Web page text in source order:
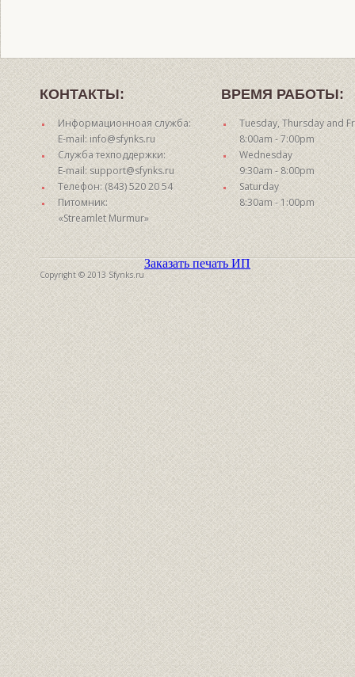
КОНТАКТЫ:
Информационноая служба:
E-mail: info@sfynks.ru
Служба техподдержки:
E-mail: support@sfynks.ru
Телефон: (843) 520 20 54
Питомник:
«Streamlet Murmur»
ВРЕМЯ РАБОТЫ:
Tuesday, Thursday and
8:00am - 7:00pm
Wednesday
9:30am - 8:00pm
Saturday
8:30am - 1:00pm
Copyright © 2013 Sfynks.ru
Заказать печать ИП